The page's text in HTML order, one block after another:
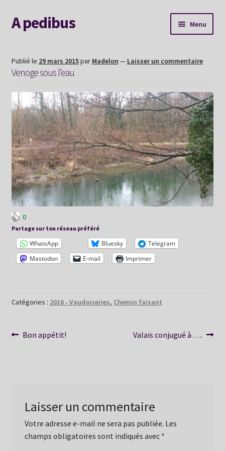
Aller
à
navigation
Aller
au
A pedibus Menu
Nouvelle voie
Explorer le site
Me contacter
Album souvenirs
Mon Hexaperso 2026
Publié le 29 mars 2015par Madelon — Laisser un commentaire
Venoge sous l’eau
0
Partage sur ton réseau préféré
WhatsApp Bluesky
Telegram
Mastodon
E-mail Imprimer
Catégories : 2016 - Vaudoiseries, Chemin faisant
Navigation
Article
Bon appétit!
Article
Valais conjugué à ….
Laisser un commentaire
Votre adresse e-mail ne sera pas publiée. Les
champs obligatoires sont indiqués avec *